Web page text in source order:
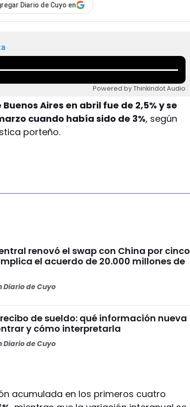
Diario de Cuyo en
Powered by Thinkindot Audio
Aires en abril fue de 2,5% y se
cuando había sido de 3%, según
porteño.
renovó el swap con China por cinco
el acuerdo de 20.000 millones de
Diario de Cuyo
de sueldo: qué información nueva
y cómo interpretarla
Diario de Cuyo
acumulada en los primeros cuatro